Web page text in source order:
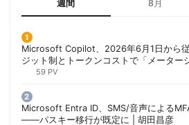
週間 8月
Microsoft Copilot、2026年6月1日から
ジット制とトークンコストで「メーター
法 | 胡田昌彦
59 PV
Microsoft Entra ID、SMS/音声による
——パスキー移行が既定に | 胡田昌彦